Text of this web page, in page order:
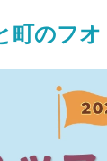
町のフ